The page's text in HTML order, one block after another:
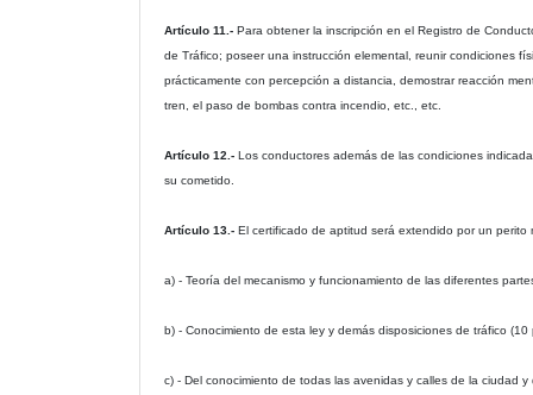
Artículo 11.- Para obtener la inscripción en el Registro de
de Tráfico; poseer una instrucción elemental, reunir condiciones
prácticamente con percepción a distancia, demostrar reacción
tren, el paso de bombas contra incendio, etc., etc.
Artículo 12.- Los conductores además de las condiciones
su cometido.
Artículo 13.- El certificado de aptitud será extendido por un
a) - Teoría del mecanismo y funcionamiento de las diferentes
b) - Conocimiento de esta ley y demás disposiciones de tráfico (10
c) - Del conocimiento de todas las avenidas y calles de la ciudad